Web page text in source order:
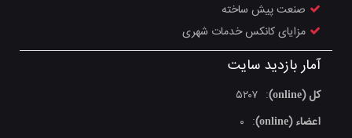
صنعت پیش ساخته
مزایای کانکس خدمات شهری
آمار بازدید سایت
کل (online) :
۵۲۰۷
اعضاء (online)
: ۰